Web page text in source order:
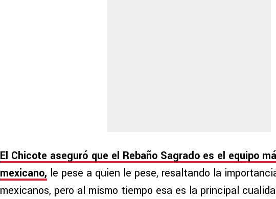
El Chicote aseguró que el Rebaño Sagrado es el equipo
mexicano, le pese a quien le pese, resaltando la
mexicanos, pero al mismo tiempo esa es la principal